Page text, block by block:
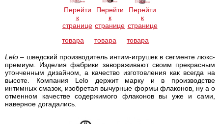
Перейти
к
странице
товара
Перейти
к
странице
товара
Перейти
к
странице
товара
Lelo – шведский производитель интим-игрушек в сегменте люкс-
премиум. Изделия фабрики завораживают своим прекрасным
утонченным дизайном, а качество изготовления как всегда на
высоте. Компания Lelo держит марку и в производстве
интимных смазок, изобретая вычурные формы флаконов, ну а о
отменном качестве содержимого флаконов вы уже и сами,
наверное догадались.